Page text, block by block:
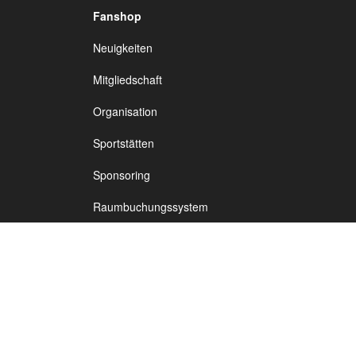
Fanshop
Neuigkeiten
Mitgliedschaft
Organisation
Sportstätten
Sponsoring
Raumbuchungssystem
TSV Vineta
Audorf